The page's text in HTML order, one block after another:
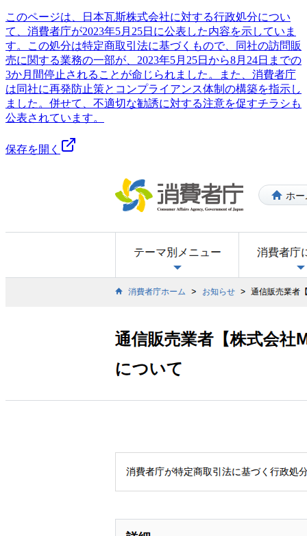
このページは、日本瓦斯株式会社に対する行政処分につい
て、消費者庁が2023年5月25日に公表した内容を示していま
す。この処分は特定商取引法に基づくもので、同社の訪問販
売に関する業務の一部が、2023年5月25日から8月24日までの
3か月間停止されることが命じられました。また、消費者庁
は同社に再発防止策とコンプライアンス体制の構築を指示し
ました。併せて、不適切な勧誘に対する注意を促すチラシも
公表されています。
保存を開く